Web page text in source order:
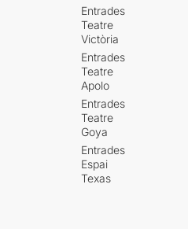
Entrades
Teatre
Victòria
Entrades
Teatre
Apolo
Entrades
Teatre
Goya
Entrades
Espai
Texas